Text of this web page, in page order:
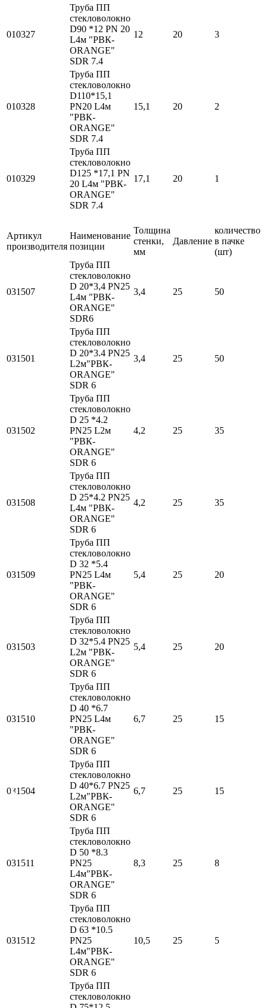
010327
Труба ПП
стекловолокно
D90 *12 PN 20
L4м "РВК-
ORANGE"
SDR 7.4
12 20 3
010328
Труба ПП
стекловолокно
D110*15,1
PN20 L4м
"РВК-
ORANGE"
SDR 7.4
15,1 20 2
010329
Труба ПП
стекловолокно
D125 *17,1 PN
20 L4м "РВК-
ORANGE"
SDR 7.4
17,1 20 1
Артикул
производителя
Наименование
позиции
Толщина
стенки,
мм
Давление
количество
в пачке
(шт)
031507
Труба ПП
стекловолокно
D 20*3,4 PN25
L4м "РВК-
ORANGE"
SDR6
3,4 25 50
031501
Труба ПП
стекловолокно
D 20*3.4 PN25
L2м"РВК-
ORANGE"
SDR 6
3,4 25 50
031502
Труба ПП
стекловолокно
D 25 *4.2
PN25 L2м
"РВК-
ORANGE"
SDR 6
4,2 25 35
031508
Труба ПП
стекловолокно
D 25*4.2 PN25
L4м "РВК-
ORANGE"
SDR 6
4,2 25 35
031509
Труба ПП
стекловолокно
D 32 *5.4
PN25 L4м
"РВК-
ORANGE"
SDR 6
5,4 25 20
031503
Труба ПП
стекловолокно
D 32*5.4 PN25
L2м "РВК-
ORANGE"
SDR 6
5,4 25 20
031510
Труба ПП
стекловолокно
D 40 *6.7
PN25 L4м
"РВК-
ORANGE"
SDR 6
6,7 25 15
031504
Труба ПП
стекловолокно
D 40*6.7 PN25
L2м"РВК-
ORANGE"
SDR 6
6,7 25 15
031511
Труба ПП
стекловолокно
D 50 *8.3
PN25
L4м"РВК-
ORANGE"
SDR 6
8,3 25 8
031512
Труба ПП
стекловолокно
D 63 *10.5
PN25
L4м"РВК-
ORANGE"
SDR 6
10,5 25 5
Труба ПП
стекловолокно